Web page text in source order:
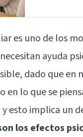
es uno de los
ayuda
dado que en
en lo que se
esto implica un
los efectos